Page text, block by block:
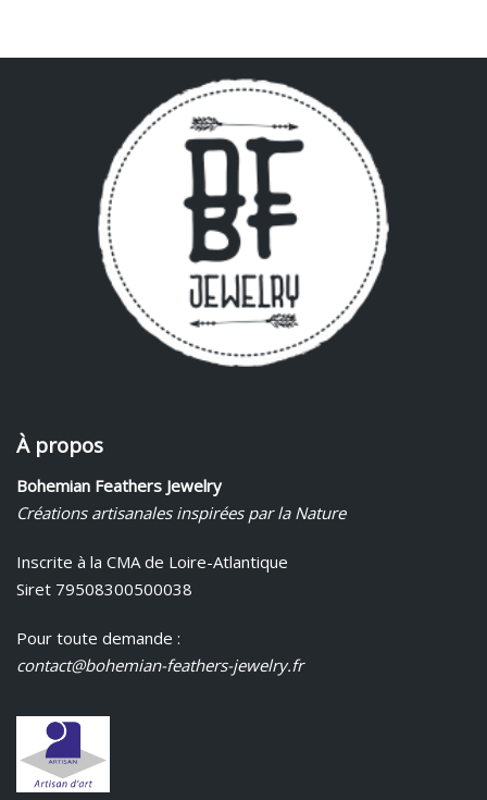
À propos
Bohemian Feathers Jewelry
Créations artisanales inspirées par la Nature
Inscrite à la CMA de Loire-Atlantique
Siret 79508300500038
Pour toute demande :
contact@bohemian-feathers-jewelry.fr